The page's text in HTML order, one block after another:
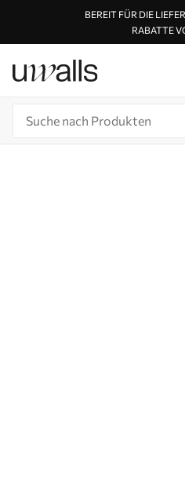
BEREIT FÜR DIE
RABATTE